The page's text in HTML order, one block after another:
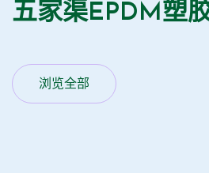
五家渠EPDM塑
浏览全部